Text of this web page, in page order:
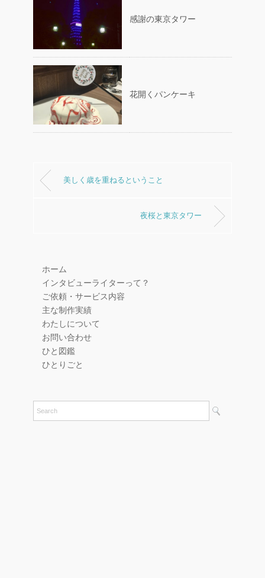
感謝の東京タワー
花開くパンケーキ
美しく歳を重ねるということ
夜桜と東京タワー
ホーム
インタビューライターって？
ご依頼・サービス内容
主な制作実績
わたしについて
お問い合わせ
ひと図鑑
ひとりごと